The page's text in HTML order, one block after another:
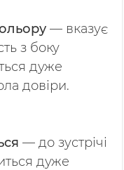
— вказує
з боку
дуже
довіри.
— до зустрічі
дуже